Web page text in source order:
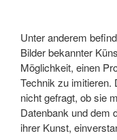
Unter anderem
Bilder bekannter
Möglichkeit, einen
Technik zu imitieren.
nicht gefragt, ob sie
Datenbank und dem
ihrer Kunst,